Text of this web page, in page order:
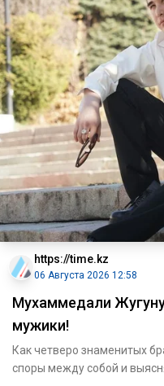
https://time.kz
06 Августа 2026 12:58
Мухаммедали
мужики!
Как четверо знаменитых
споры между собой и